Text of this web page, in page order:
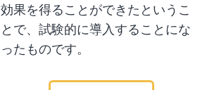
効果を得ることができたというこ
とで、試験的に導入することにな
ったものです。